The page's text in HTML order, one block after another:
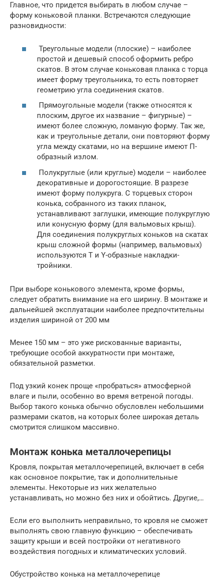
Главное, что придется выбирать в любом случае –
форму коньковой планки. Встречаются следующие
разновидности:
Треугольные модели (плоские) – наиболее
простой и дешевый способ оформить ребро
скатов. В этом случае коньковая планка с торца
имеет форму треугольника, то есть повторяет
геометрию угла соединения скатов.
Прямоугольные модели (также относятся к
плоским, другое их название – фигурные) –
имеют более сложную, ломаную форму. Так же,
как и треугольные детали, они повторяют форму
угла между скатами, но на вершине имеют П-
образный излом.
Полукруглые (или круглые) модели – наиболее
декоративные и дорогостоящие. В разрезе
имеют форму полукруга. С торцевых сторон
конька, собранного из таких планок,
устанавливают заглушки, имеющие полукруглую
или конусную форму (для вальмовых крыш).
Для соединения полукруглых коньков на скатах
крыш сложной формы (например, вальмовых)
используются T и Y-образные накладки-
тройники.
При выборе конькового элемента, кроме формы,
следует обратить внимание на его ширину. В монтаже и
дальнейшей эксплуатации наиболее предпочтительны
изделия шириной от 200 мм
Менее 150 мм – это уже рискованные варианты,
требующие особой аккуратности при монтаже,
обязательной разметки.
Под узкий конек проще «пробраться» атмосферной
влаге и пыли, особенно во время ветреной погоды.
Выбор такого конька обычно обусловлен небольшими
размерами скатов, на которых более широкая деталь
смотрится слишком массивно.
Монтаж конька металлочерепицы
Кровля, покрытая металлочерепицей, включает в себя
как основное покрытие, так и дополнительные
элементы. Некоторые из них желательно
устанавливать, но можно без них и обойтись. Другие,…
Если его выполнить неправильно, то кровля не сможет
выполнять свою главную функцию – обеспечивать
защиту крыши и всей постройки от негативного
воздействия погодных и климатических условий.
Обустройство конька на металлочерепице